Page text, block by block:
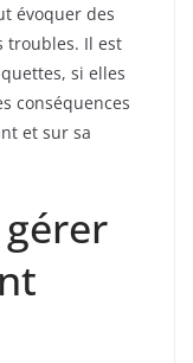
évoquer des
troubles. Il est
si elles
conséquences
et sur sa